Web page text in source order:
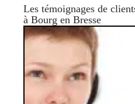
Les témoignages de
à Bourg en Bresse